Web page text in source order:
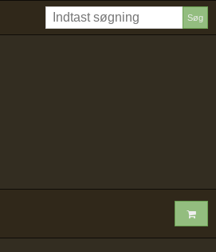
Søg